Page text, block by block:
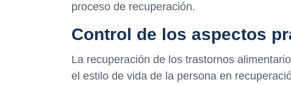
proceso de recuperación.
Control de los aspectos
La recuperación de los trastornos
el estilo de vida de la persona en